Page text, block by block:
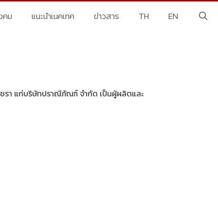
คม แนะนำเนคเทค ข่าวสาร TH EN
รา แก่บริษัทปราณีภัณฑ์ จำกัด เป็นผู้ผลิตและ